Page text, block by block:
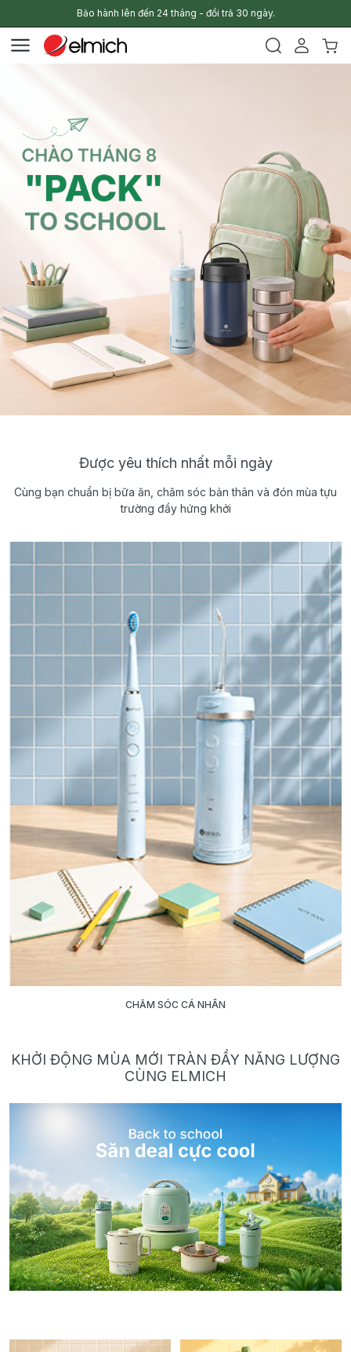
Bảo hành lên đến 24 tháng - đổi trả 30 ngày.
Được yêu thích nhất mỗi ngày
Cùng bạn chuẩn bị bữa ăn, chăm sóc bản thân và đón mùa tựu
trường đầy hứng khởi
CHĂM SÓC CÁ NHÂN
KHỞI ĐỘNG MÙA MỚI TRÀN ĐẦY NĂNG LƯỢNG
CÙNG ELMICH